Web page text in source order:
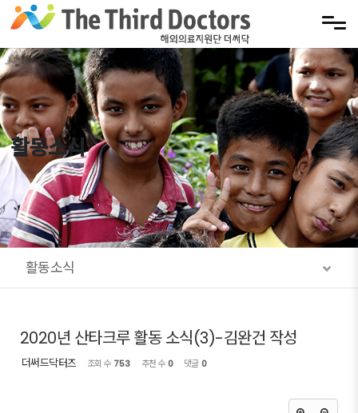
메뉴 건너뛰기
활동소식
활동소식
2020년 산타크루 활동 소식(3)-김완건 작성
더써드닥터즈 조회 수 753 추천 수0 댓글 0
Sketchbook5, 스케치북5